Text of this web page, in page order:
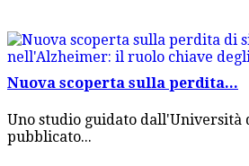
Nuova scoperta sulla perdita...
Uno studio guidato dall'Università
pubblicato...